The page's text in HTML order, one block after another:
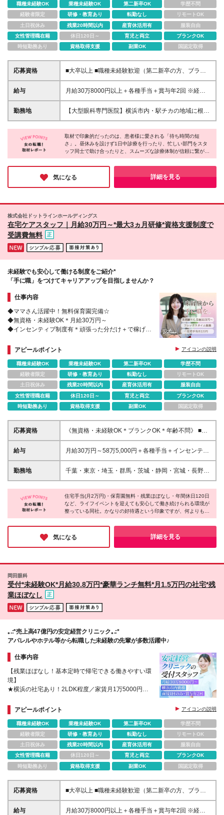
職種未経験OK 業種未経験OK 第二新卒OK
学歴不問
経験者限定
研修・教育あり 転勤なし
リモートOK
土日祝休み
残業20時間以内 産育休活用有
服装自由
女性管理職在籍
休日120日～ 育児と両立
ブランクOK
時短勤務あり
資格取得支援 副業OK 国認定取得
応募資格
■大卒以上 ■職種未経験歓迎（第二新卒の方、ブラン
クがある方も歓迎！） ＼たとえばこんな方にピッタ
リ♪／ □接客や販売など、人と関わってお話しするの
経験から、スキルが身につく仕事がしたい！ □仕事も
プライベートも、貯金も…自分らしい毎日を妥協した
給与
月給30万8000円以上＋各種手当＋賞与年2回 ※経験・
能力を考慮の上、決定します。 ※時間外手当は、別途
全額支給します。 ※3ヶ月間の試用期間があります。
勤務地
【大型眼科専門医院】横浜市内・駅チカの地域に根差
したクリニック勤務♪ ■本院（岡田眼科） 横浜市港南
区港南台5-5-22 ■分院（横浜西口眼科） 横浜市神奈
川区鶴屋町2-23-2 TSプラザビル6F ※入社時の配属先
は、内定を出す段階でお伝えいたします ※転居を伴う
転勤はありませんが、ゆくゆくは2院内での異動が発
生する可能性がございます ★月1.5万円で住める社宅
をご用意 港南台本院のクリニックから徒歩10～15分
OK（駐車場あり） (変更の範囲)上記を除く当社関連
勤務地
取材で印象的だったのは、患者様に愛される「待ち時間の短
さ」。昼休みを設けず1日中診療を行ったり、忙しい部門をスタ
ッフ同士で助け合ったりと、スムーズな診療体制が信頼に繋がっ
ているとのことです。もちろんスタッフはシフト制できっちり休
憩を取れるので安心してください！多角的な事業展開で売上高47
億円を誇る安定基盤と地域からの厚い信頼。このような環境だか
らこそ、社員の方々が安心して長く働けると確信しました。
気になる 詳細を見る
株式会社ドットラインホールディングス
在宅ケアスタッフ｜月給30万円～*最大3ヵ月研修*資格支援制度で
受講費無料
未経験でも安心して働ける制度をご紹介*
「手に職」をつけてキャリアアップを目指しませんか？
仕事内容
◆ママさん活躍中！無料保育園完備☆
◆無資格・未経験OK＊月給30万円～
◆インセンティブ制度有＊頑張った分だけ＋で稼げ
◆全額会社負担で資格取得！
◆働き方も選べる♪日勤メイン・夜勤専従もOK
アピールポイント アイコンの説明
職種未経験OK 業種未経験OK 第二新卒OK
学歴不問
経験者限定
研修・教育あり 転勤なし
リモートOK
土日祝休み
残業20時間以内 産育休活用有
服装自由
女性管理職在籍
休日120日～ 育児と両立
ブランクOK
時短勤務あり
資格取得支援 副業OK 国認定取得
応募資格
《無資格・未経験OK＊ブランクOK＊年齢不問》 ■学
歴不問 ■社会人未経験 ※未経験の方は、資格取得支援
制度を受けることができます♪ ＼こんな方はお待ちし
い ＊マネジメントや事業所立ち上げに挑戦してみた
い ＊収入アップ・働きやすさアップなどを叶えたい
職場で働きたい
給与
月給30万円～58万5,000円＋各種手当＋インセンティ
ブ ※上記は、固定残業時間（30時間分／5万6,000円
以上）含む ※固定残業代は、残業がない場合も支給し
時間分・5万2,000円～を含む。超過分は別途支給）
＜月給例＞千葉・東京・埼玉エリア ■初任者研修／実
務者研修の資格をお持ちの方 夜勤なし：30万円～
万4,000円～42万1,000円 夜勤あり：32万6,000円
～44万3,000円 ■管理者採用の方 38万2,000円～58
勤務地
千葉・東京・埼玉・群馬・茨城・静岡・宮城・長野に
あるいずれかの事業所 *ご自宅から近い事業所への配
属となります *直行直帰可です◎ *U・Iターンも歓迎♪
＜ドット365＞ ■東京都：江戸川区(小岩) ■千葉市内：
都町、稲毛海岸 ■千葉県（千葉市以外）：市原(五
井)、千葉ニュータウン、船橋、木更津、柏、成田 ■埼
玉県：三郷、朝霞 ■群馬県：高崎 ■茨城県：龍ケ崎 ■
静岡県：静岡葵、富士 ■宮城県：仙台大和町 ■長野
住宅手当(月2万円)・保育園無料・残業ほぼなし・年間休日120日
など、ライフイベントを迎えても安心して働き続けられる環境が
整っている同社。かなりの好待遇という印象ですが、何よりも
『社員の働きやすさ』を大切にする同社の中では「こういった待
遇はもはや普通のこと」なんだとか！そんな環境のせいか、事務
所内はとても明るく、インタビューに応じてくださった社員の皆
さんも朗らかな方ばかりでした♪
気になる 詳細を見る
岡田眼科
受付*未経験OK*月給30.8万円*豪華ランチ無料*月1.5万円の社宅*残
業ほぼなし
｡.:*売上高47億円の安定経営クリニック｡.:*
アパレルやホテル等から転職した未経験の先輩が多数活躍中♪
仕事内容
【残業ほぼなし！基本定時で帰宅できる働きやすい環
境】
★横浜の社宅あり！2LDK程度／家賃月1万5000円
アピールポイント
アイコンの説明
職種未経験OK 業種未経験OK 第二新卒OK
学歴不問
経験者限定
研修・教育あり 転勤なし
リモートOK
土日祝休み
残業20時間以内 産育休活用有
服装自由
女性管理職在籍
休日120日～ 育児と両立
ブランクOK
時短勤務あり
資格取得支援 副業OK 国認定取得
応募資格
■大卒以上 ■職種未経験歓迎（第二新卒の方、ブラン
クがある方も歓迎！） ＼たとえばこんな方にピッタ
リ♪／ □接客経験や明るい人柄を活かして人と関わる
給与
月給30万8000円以上＋各種手当＋賞与年2回 ※経験・